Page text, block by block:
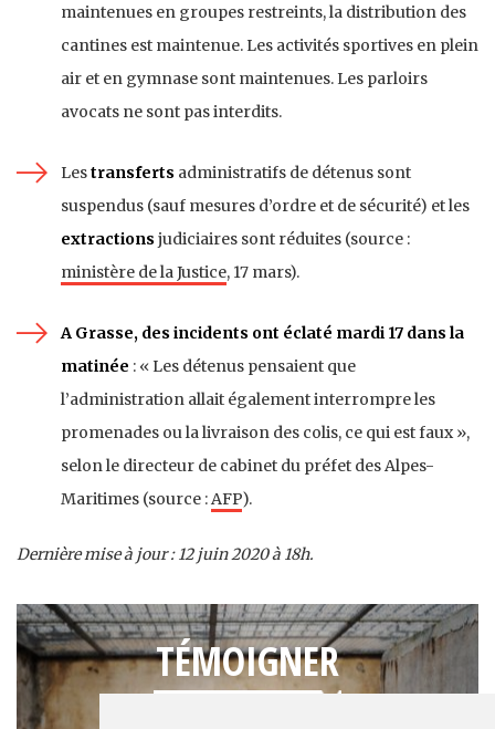
maintenues en groupes restreints, la distribution des
cantines est maintenue. Les activités sportives en plein
air et en gymnase sont maintenues. Les parloirs
avocats ne sont pas interdits.
Lestransferts administratifs de détenus sont
suspendus (sauf mesures d’ordre et de sécurité) et les
extractions judiciaires sont réduites (source :
ministère de la Justice, 17 mars).
A Grasse, des incidents ont éclaté mardi 17 dans la
matinée : « Les détenus pensaient que
l’administration allait également interrompre les
promenades ou la livraison des colis, ce qui est faux »,
selon le directeur de cabinet du préfet des Alpes-
Maritimes (source : AFP).
Dernière mise à jour : 12 juin 2020 à 18h.
TÉMOIGNER